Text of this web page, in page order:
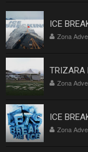
ICE
Zona
TRIZARA
Zona
ICE
Zona